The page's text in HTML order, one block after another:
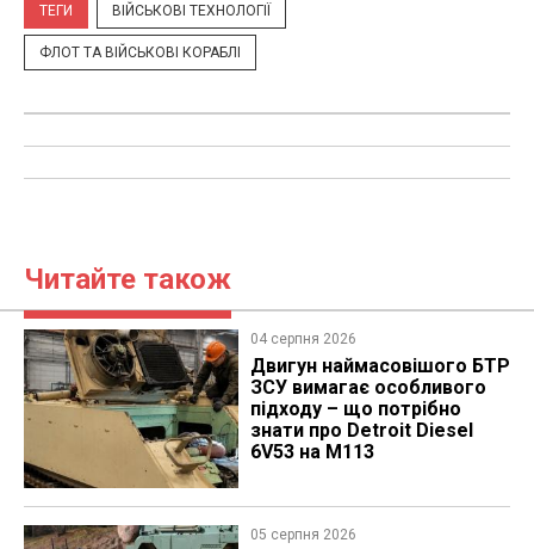
ТЕГИ ВІЙСЬКОВІ ТЕХНОЛОГІЇ
ФЛОТ ТА ВІЙСЬКОВІ КОРАБЛІ
Читайте також
04 серпня 2026
​Двигун наймасовішого БТР
ЗСУ вимагає особливого
підходу – що потрібно
знати про Detroit Diesel
6V53 на M113
05 серпня 2026